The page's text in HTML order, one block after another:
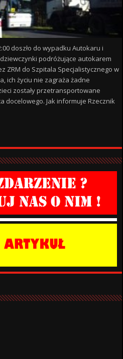
doszło do wypadku Autokaru i
podróżujące autokarem
ZRM do Szpitala Specjalistycznego w
ich życiu nie zagraża żadne
zostały przetransportowane
docelowego. Jak informuje Rzecznik